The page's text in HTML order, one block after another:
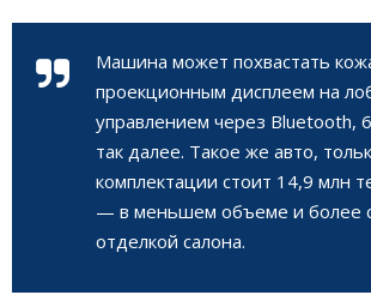
Машина может похвастать
проекционным дисплеем на
управлением через Bluetooth,
так далее. Такое же авто,
комплектации стоит 14,9 млн
— в меньшем объеме и более
отделкой салона.